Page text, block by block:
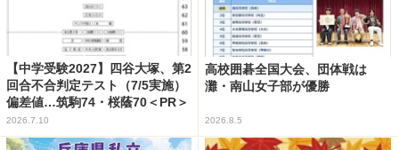
【中学受験2027】四谷大塚、第2
回合不合判定テスト（7/5実施）
偏差値…筑駒74・桜蔭70＜PR＞
2026.7.10
高校囲碁全国大会、団体戦は
灘・南山女子部が優勝
2026.8.5